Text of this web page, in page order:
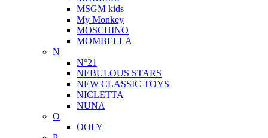
MSGM kids
My Monkey
MOSCHINO
MOMBELLA
N
N°21
NEBULOUS STARS
NEW CLASSIC TOYS
NICLETTA
NUNA
O
OOLY